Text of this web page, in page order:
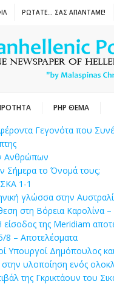
ΡΩΤΑΤΕ… ΣΑΣ ΑΠΑΝΤΑΜΕ!
PHP ΘΕΜΑ
Γεγονότα που
Ανθρώπων
Σήμερα το Όνομά τους;
1-1
γλώσσα στην
στη Βόρεια Καρολίνα
της Meridiam
8 – Αποτελέσματα
Υπουργοί Δημόπουλος
υλοποίηση ενός
της Γκρικτάουν του